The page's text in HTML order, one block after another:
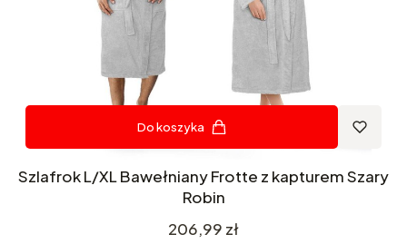
Do koszyka
Szlafrok L/XL Bawełniany Frotte z kapturem Szary
Robin
Cena
206,99 zł